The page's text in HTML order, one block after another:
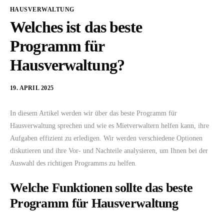
HAUSVERWALTUNG
Welches ist das beste
Programm für
Hausverwaltung?
19. APRIL 2025
In diesem Artikel werden wir über das beste Programm für
Hausverwaltung sprechen und wie es Mietverwaltern helfen kann, ihre
Aufgaben effizient zu erledigen. Wir werden verschiedene Optionen
diskutieren und ihre Vor- und Nachteile analysieren, um Ihnen bei der
Auswahl des richtigen Programms zu helfen.
Welche Funktionen sollte das beste
Programm für Hausverwaltung